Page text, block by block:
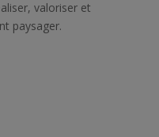
valoriser et
paysager.